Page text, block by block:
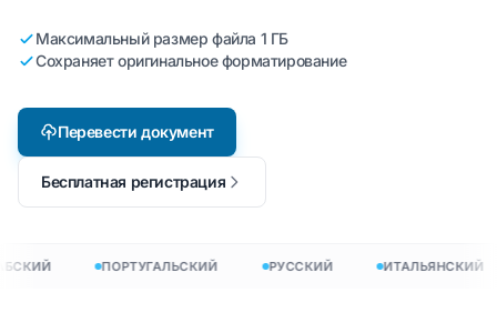
Максимальный размер файла 1 ГБ
Сохраняет оригинальное форматирование
Перевести документ
Бесплатная регистрация
ПОРТУГАЛЬСКИЙ РУССКИЙ ИТАЛЬЯНСКИЙ